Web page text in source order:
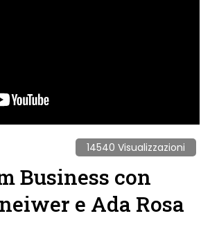
14540 Visualizzazioni
Business con
e Ada Rosa